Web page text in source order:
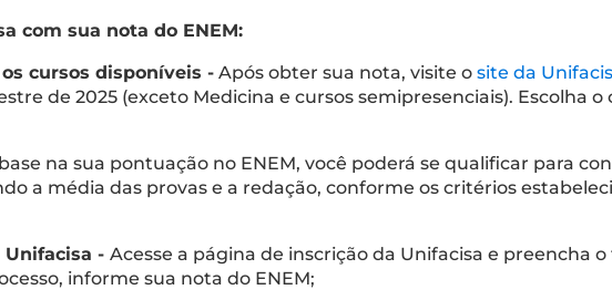
com sua nota do ENEM:
cursos disponíveis - Após obter sua nota, visite o site da
de 2025 (exceto Medicina e cursos semipresenciais). Escolha
na sua pontuação no ENEM, você poderá se qualificar para
a média das provas e a redação, conforme os critérios
Unifacisa - Acesse a página de inscrição da Unifacisa e preencha
informe sua nota do ENEM;